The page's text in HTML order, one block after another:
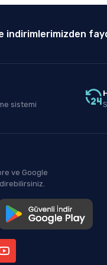
indirimlerimizden
sistemi
ve Google